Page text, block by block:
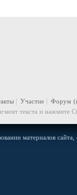
Участие Форум
текста и нажмите
материалов сайта,